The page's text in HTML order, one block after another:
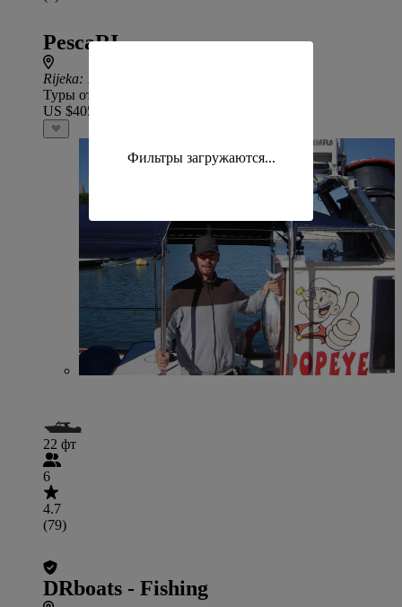
PescaRI
Rijeka: 1 ч 17 мин езды от Krnica
Туры от
US $405
22 фт
6
4.7
(79)
DRboats - Fishing
Фильтры загружаются...